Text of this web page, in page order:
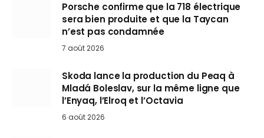
Porsche confirme que la 718 électrique
sera bien produite et que la Taycan
n’est pas condamnée
7 août 2026
Skoda lance la production du Peaq à
Mladá Boleslav, sur la même ligne que
l’Enyaq, l’Elroq et l’Octavia
6 août 2026